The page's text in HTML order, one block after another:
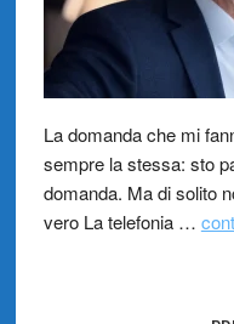
La domanda che mi
sempre la stessa: sto
domanda. Ma di solito
vero La telefonia …